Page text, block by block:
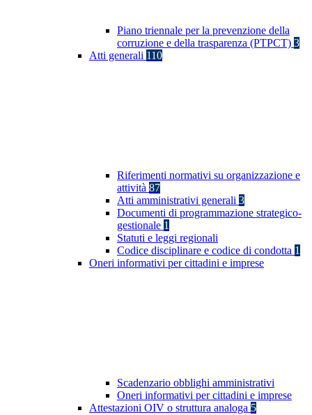
Piano triennale per la prevenzione della
corruzione e della trasparenza (PTPCT) 3
Atti generali 110
Riferimenti normativi su organizzazione e
attività 87
Atti amministrativi generali 3
Documenti di programmazione strategico-
gestionale 1
Statuti e leggi regionali
Codice disciplinare e codice di condotta 1
Oneri informativi per cittadini e imprese
Scadenzario obblighi amministrativi
Oneri informativi per cittadini e imprese
Attestazioni OIV o struttura analoga 5